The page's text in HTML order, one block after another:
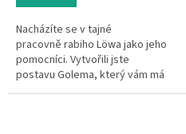
Nacházíte se v tajné
pracovně rabiho Löwa jako jeho
pomocníci. Vytvořili jste
postavu Golema, který vám má
pomáhat v Židovském městě